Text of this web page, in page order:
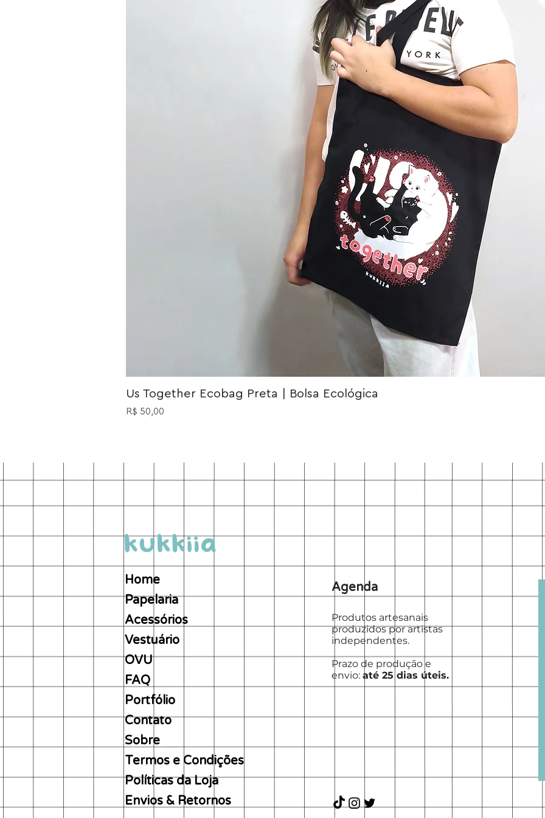
Us Together Ecobag Preta | Bolsa Ecológica
Preço
R$ 50,00
Home
Papelaria
Acessórios
Vestuário
OVU
FAQ
Portfólio
Contato
Sobre
Termos e Condições
Políticas da Loja
Envios & Retornos
Agenda
Produtos artesanais
produzidos por artistas
independentes.
Prazo de produção e
envio: até 25 dias úteis.